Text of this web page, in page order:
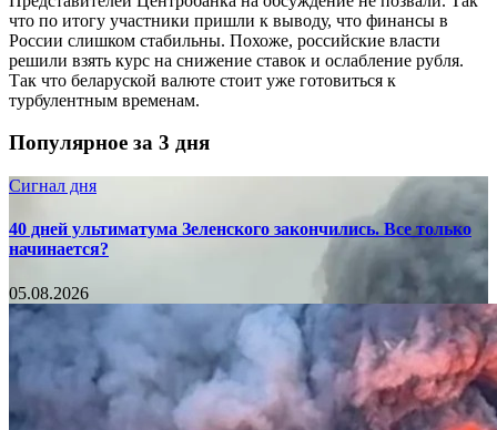
что по итогу участники пришли к выводу, что финансы в
России слишком стабильны. Похоже, российские власти
решили взять курс на снижение ставок и ослабление рубля.
Так что беларуской валюте стоит уже готовиться к
турбулентным временам.
Популярное за 3 дня
Сигнал дня
40 дней ультиматума Зеленского закончились. Все только
начинается?
05.08.2026